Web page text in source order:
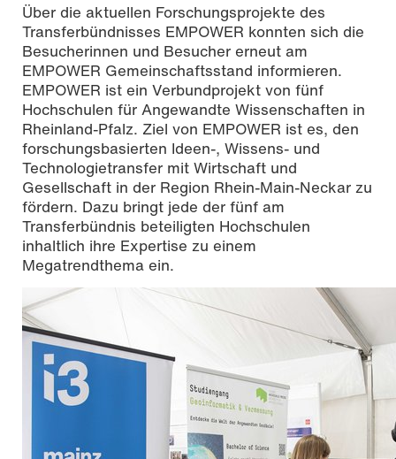
Über die aktuellen Forschungsprojekte des
Transferbündnisses EMPOWER konnten sich die
Besucherinnen und Besucher erneut am
EMPOWER Gemeinschaftsstand informieren.
EMPOWER ist ein Verbundprojekt von fünf
Hochschulen für Angewandte Wissenschaften in
Rheinland-Pfalz. Ziel von EMPOWER ist es, den
forschungsbasierten Ideen-, Wissens- und
Technologietransfer mit Wirtschaft und
Gesellschaft in der Region Rhein-Main-Neckar zu
fördern. Dazu bringt jede der fünf am
Transferbündnis beteiligten Hochschulen
inhaltlich ihre Expertise zu einem
Megatrendthema ein.